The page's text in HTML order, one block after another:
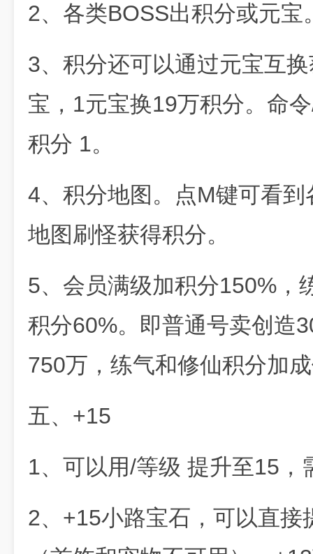
2、各类BOSS出积分或元宝
3、积分还可以通过元宝互
宝，1元宝换19万积分。命
积分 1。
4、积分地图。点M键可看
地图刷怪获得积分。
5、会员满级加积分150%，
积分60%。即普通号卖创造
750万，练气和修仙积分加
五、+15
1、可以用/等级 提升至15，
2、+15小路宝石，可以直接